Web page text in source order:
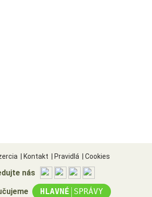
Kontakt Pravidlá Cookies
nás
HLAVNÉ | SPRÁVY